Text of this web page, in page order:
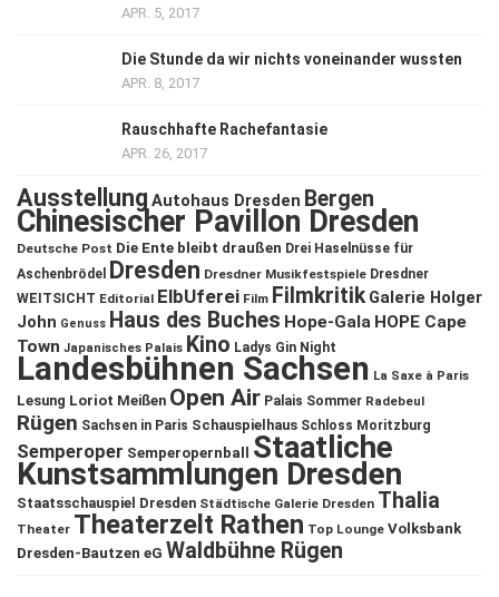
APR. 5, 2017
Die Stunde da wir nichts voneinander wussten
APR. 8, 2017
Rauschhafte Rachefantasie
APR. 26, 2017
Ausstellung Autohaus Dresden Bergen
Chinesischer Pavillon Dresden
Deutsche Post Die Ente bleibt draußen Drei Haselnüsse für
Aschenbrödel
Dresden Dresdner Musikfestspiele Dresdner
WEITSICHT Editorial ElbUferei Film Filmkritik Galerie Holger
John Genuss Haus des Buches Hope-Gala HOPE Cape
Town Japanisches Palais Kino Ladys Gin Night
Landesbühnen Sachsen La Saxe à Paris
Lesung Loriot Meißen Open Air Palais Sommer Radebeul
Rügen Sachsen in Paris Schauspielhaus Schloss Moritzburg
Semperoper Semperopernball Staatliche
Kunstsammlungen Dresden
Staatsschauspiel Dresden Städtische Galerie Dresden Thalia
Theater Theaterzelt Rathen Top Lounge Volksbank
Dresden-Bautzen eG Waldbühne Rügen